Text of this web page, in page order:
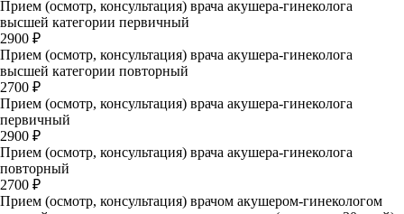
Прием (осмотр, консультация) врача акушера-гинеколога
высшей категории первичный
2900 ₽
Прием (осмотр, консультация) врача акушера-гинеколога
высшей категории повторный
2700 ₽
Прием (осмотр, консультация) врача акушера-гинеколога
первичный
2900 ₽
Прием (осмотр, консультация) врача акушера-гинеколога
повторный
2700 ₽
Прием (осмотр, консультация) врачом акушером-гинекологом